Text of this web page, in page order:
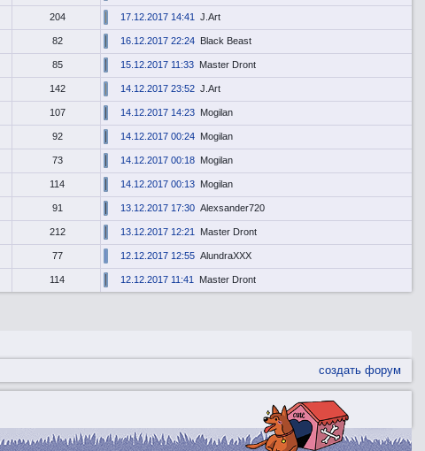
204 17.12.2017 14:41 J.Art
82 16.12.2017 22:24 Black Beast
85 15.12.2017 11:33 Master Dront
142 14.12.2017 23:52 J.Art
107 14.12.2017 14:23 Mogilan
92 14.12.2017 00:24 Mogilan
73 14.12.2017 00:18 Mogilan
114 14.12.2017 00:13 Mogilan
91 13.12.2017 17:30 Alexsander720
212 13.12.2017 12:21 Master Dront
77 12.12.2017 12:55 AlundraXXX
114 12.12.2017 11:41 Master Dront
создать форум